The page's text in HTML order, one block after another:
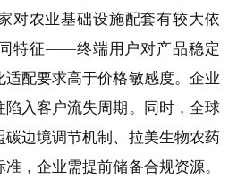
对农业基础设施配套有较大依
特征——终端用户对产品稳定
配要求高于价格敏感度。企业
入客户流失周期。同时，全球
边境调节机制、拉美生物农药
，企业需提前储备合规资源。